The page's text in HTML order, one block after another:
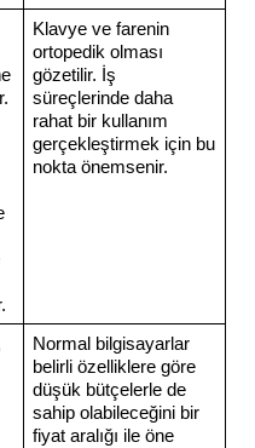
Klavye ve farenin
ortopedik olması
gözetilir. İş
süreçlerinde daha
rahat bir kullanım
gerçekleştirmek için bu
nokta önemsenir.
Normal bilgisayarlar
belirli özelliklere göre
düşük bütçelerle de
sahip olabileceğini bir
fiyat aralığı ile öne